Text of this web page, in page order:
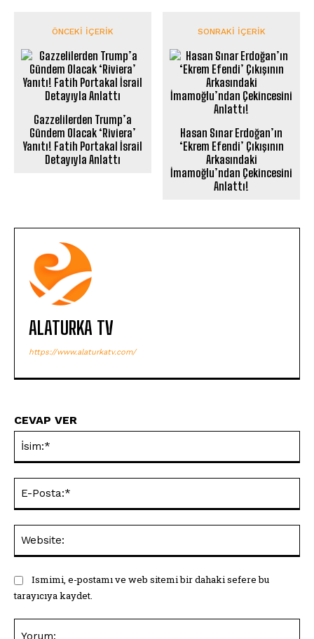
ÖNCEKI İÇERIK
Gazzelilerden Trump’a
Gündem Olacak ‘Riviera’
Yanıtı! Fatih Portakal İsrail
Detayıyla Anlattı
SONRAKI İÇERIK
Hasan Sınar Erdoğan’ın
‘Ekrem Efendi’ Çıkışının
Arkasındaki
İmamoğlu’ndan Çekincesini
Anlattı!
ALATURKA TV
https://www.alaturkatv.com/
CEVAP VER
Ismimi, e-postamı ve web sitemi bir dahaki sefere bu
tarayıcıya kaydet.